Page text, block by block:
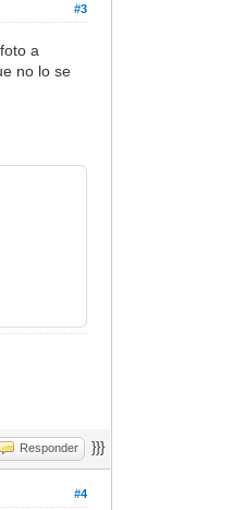
#3
a
no lo se
Responder }}}
#4